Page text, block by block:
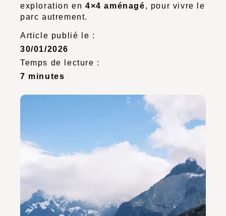
exploration en 4×4 aménagé, pour vivre le
parc autrement.
Article publié le :
30/01/2026
Temps de lecture :
7 minutes